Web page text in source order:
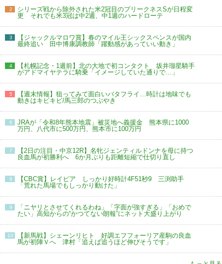
2
シリーズ戦から除外された米2冠目のプリークネスSが日程変
更 それでも米3冠は中2週、中1週のハードローテ
3
【ジャックルマロワ賞】春のマイル王シックスペンスが国内
最終追い 田中博康調教師「躍動感があっていい動き」
4
【札幌記念・1週前】北の大地で初コンタクト 坂井瑠星騎手
がアドマイヤテラに騎乗「イメージしていた通りで…」
5
【週末情報】狙ってみて面白いバタフライ…時計は地味でも
動きはキビキビ/馬三郎のつぶやき
6
JRAが「令和8年熊本地震」被災地へ義援金 熊本県に1000
万円、八代市に500万円、熊本市に100万円
7
【2日の注目・中京12R】名牝ジェンティルドンナを母に持つ
良血馬が初勝利へ 6か月ぶりも距離短縮で仕切り直し
8
【CBC賞】レイピア しっかり好時計4F51秒9 三渕助手
「荒れた馬場でもしっかり動けた」
9
「ニヤリとさせてくれるわね」「字面が強すぎる」「おめで
たい」高知からの“かつてない朗報”にネット大盛り上がり
10
【新馬戦】シェーンリヒト 好調エフフォーリア産駒の良血
馬が初陣Ｖへ 津村「追えば追うほど伸びそうです」